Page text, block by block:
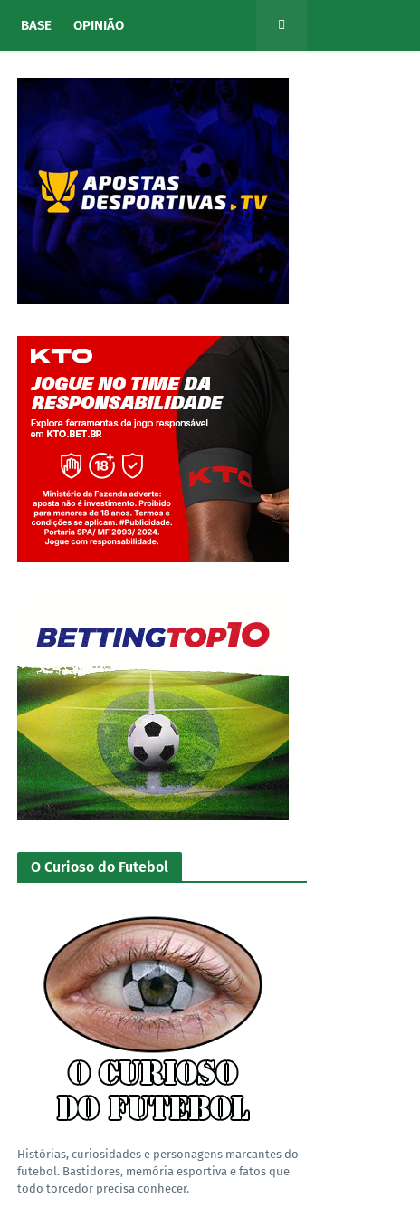
BASE OPINIÃO
Jogue com responsabilidade. 18+
O Curioso do Futebol
Histórias, curiosidades e personagens marcantes do
futebol. Bastidores, memória esportiva e fatos que
todo torcedor precisa conhecer.